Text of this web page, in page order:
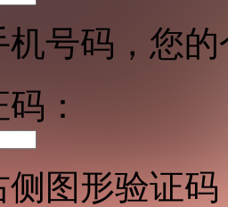
机号码，您
：
图形验证码